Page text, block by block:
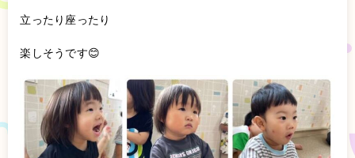
立ったり座ったり
楽しそうです😊